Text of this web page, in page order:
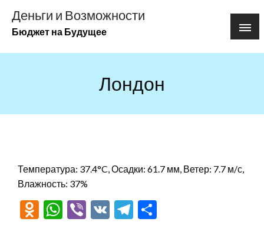
содержимому
Деньги и Возможности
Бюджет на Будущее
Лондон
Температура: 37.4°C, Осадки: 61.7 мм, Ветер: 7.7 м/с,
Влажность: 37%
Odnoklassniki
WhatsApp
Viber
VK Telegram